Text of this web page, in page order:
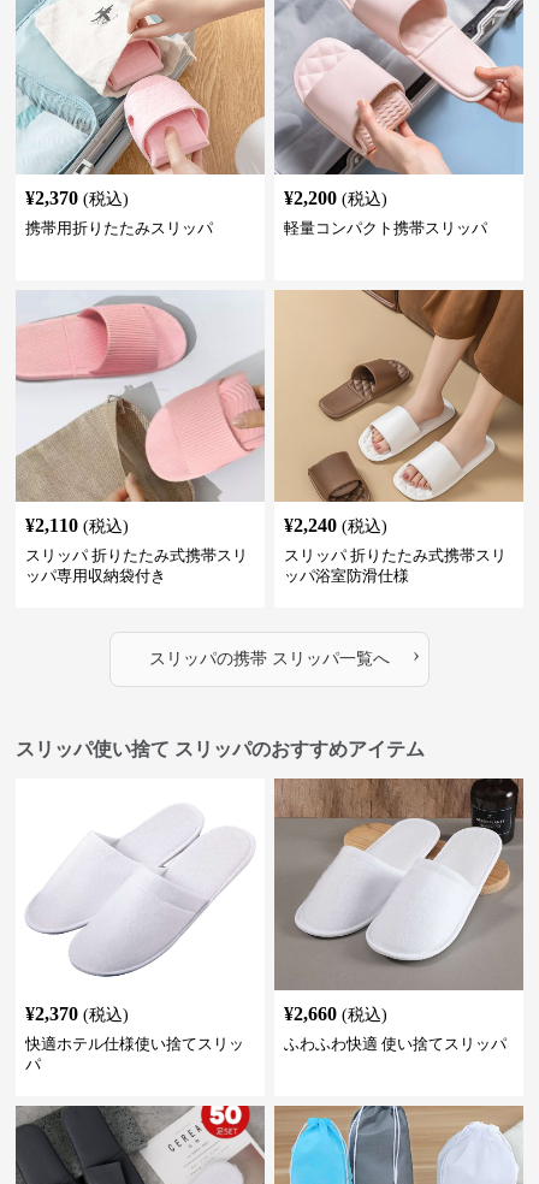
¥2,370 (税込)
携帯用折りたたみスリッパ
¥2,200 (税込)
軽量コンパクト携帯スリッパ
¥2,110 (税込)
スリッパ 折りたたみ式携帯スリ
ッパ専用収納袋付き
¥2,240 (税込)
スリッパ 折りたたみ式携帯スリ
ッパ浴室防滑仕様
スリッパの携帯 スリッパ一覧へ ›
スリッパ使い捨て スリッパのおすすめアイテム
¥2,370 (税込)
快適ホテル仕様使い捨てスリッ
パ
¥2,660 (税込)
ふわふわ快適 使い捨てスリッパ